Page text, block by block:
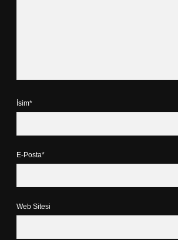
İsim*
E-Posta*
Web Sitesi